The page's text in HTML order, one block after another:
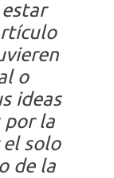
o
ideas
por la
solo
de la